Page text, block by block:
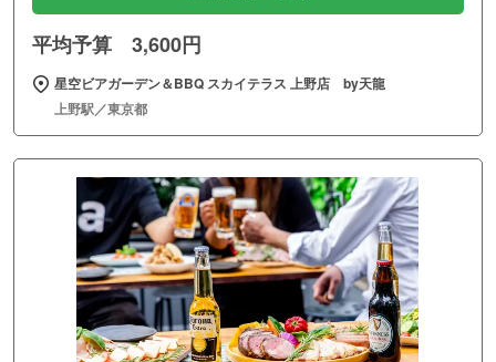
平均予算 3,600円
星空ビアガーデン＆BBQ スカイテラス 上野店 by天龍
上野駅／東京都